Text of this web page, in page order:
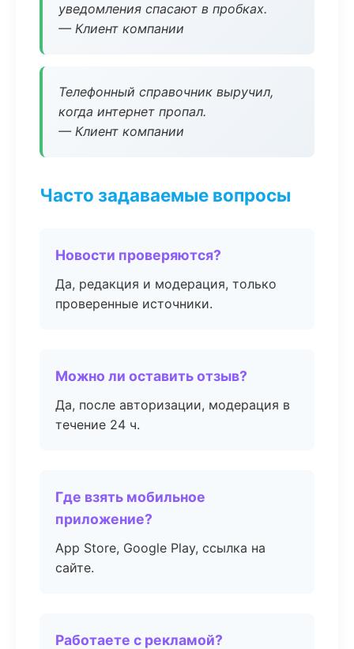
уведомления спасают в пробках.
— Клиент компании
Телефонный справочник выручил,
когда интернет пропал.
— Клиент компании
Часто задаваемые вопросы
Новости проверяются?
Да, редакция и модерация, только
проверенные источники.
Можно ли оставить отзыв?
Да, после авторизации, модерация в
течение 24 ч.
Где взять мобильное
приложение?
App Store, Google Play, ссылка на
сайте.
Работаете с рекламой?